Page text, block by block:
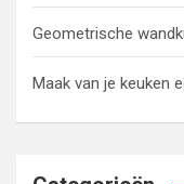
Geometrische
Maak van je keuken